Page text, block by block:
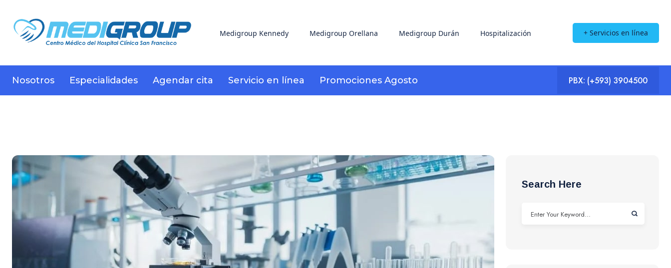
Medigroup Kennedy Medigroup Orellana Medigroup Durán Hospitalización + Servicios en línea
Nosotros Especialidades Agendar cita Servicio en línea Promociones Agosto PBX: (+593) 3904500
Search Here